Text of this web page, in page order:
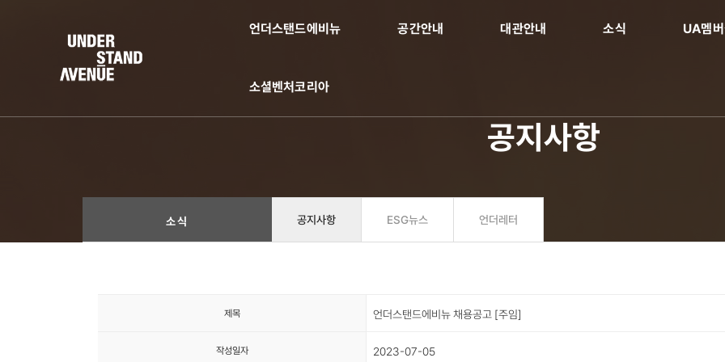
언더스탠드에비뉴 공간안내 대관안내 소식 UA멤
소셜벤처코리아
공지사항
소식 공지사항 ESG뉴스 언더레터
제목 언더스탠드에비뉴 채용공고 [주임]
작성일자 2023-07-05